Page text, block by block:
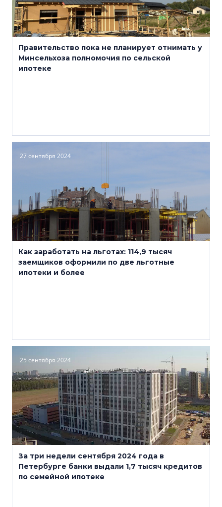
Правительство пока не планирует отнимать у
Минсельхоза полномочия по сельской
ипотеке
27 сентября 2024
Как заработать на льготах: 114,9 тысяч
заемщиков оформили по две льготные
ипотеки и более
25 сентября 2024
За три недели сентября 2024 года в
Петербурге банки выдали 1,7 тысяч кредитов
по семейной ипотеке